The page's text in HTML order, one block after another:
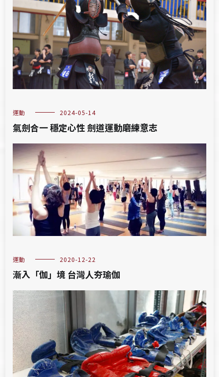
運動 2024-05-14
氣劍合一 穩定心性 劍道運動磨練意志
運動 2020-12-22
漸入「伽」境 台灣人夯瑜伽